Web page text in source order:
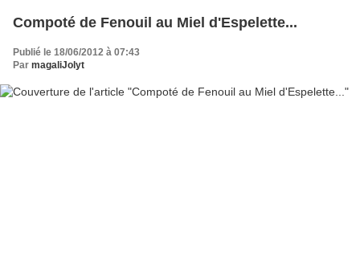
Compoté de Fenouil au Miel d'Espelette...
Publié le 18/06/2012 à 07:43
Par magaliJolyt